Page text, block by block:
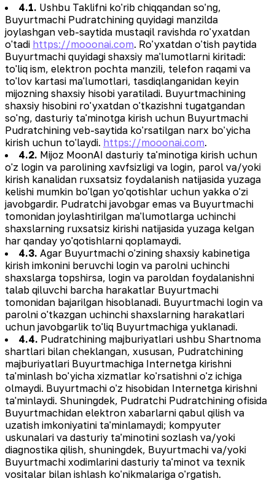
4.1. Ushbu Taklifni ko'rib chiqqandan so'ng,
Buyurtmachi Pudratchining quyidagi manzilda
joylashgan veb-saytida mustaqil ravishda ro'yxatdan
o'tadi https://mooonai.com. Ro'yxatdan o'tish paytida
Buyurtmachi quyidagi shaxsiy ma'lumotlarni kiritadi:
to'liq ism, elektron pochta manzili, telefon raqami va
to'lov kartasi ma'lumotlari, tasdiqlanganidan keyin
mijozning shaxsiy hisobi yaratiladi. Buyurtmachining
shaxsiy hisobini ro'yxatdan o'tkazishni tugatgandan
so'ng, dasturiy ta'minotga kirish uchun Buyurtmachi
Pudratchining veb-saytida ko'rsatilgan narx bo'yicha
kirish uchun to'laydi. https://mooonai.com.
4.2. Mijoz MoonAI dasturiy ta'minotiga kirish uchun
o'z login va parolining xavfsizligi va login, parol va/yoki
kirish kanalidan ruxsatsiz foydalanish natijasida yuzaga
kelishi mumkin bo'lgan yo'qotishlar uchun yakka o'zi
javobgardir. Pudratchi javobgar emas va Buyurtmachi
tomonidan joylashtirilgan ma'lumotlarga uchinchi
shaxslarning ruxsatsiz kirishi natijasida yuzaga kelgan
har qanday yo'qotishlarni qoplamaydi.
4.3. Agar Buyurtmachi o'zining shaxsiy kabinetiga
kirish imkonini beruvchi login va parolni uchinchi
shaxslarga topshirsa, login va paroldan foydalanishni
talab qiluvchi barcha harakatlar Buyurtmachi
tomonidan bajarilgan hisoblanadi. Buyurtmachi login va
parolni o'tkazgan uchinchi shaxslarning harakatlari
uchun javobgarlik to'liq Buyurtmachiga yuklanadi.
4.4. Pudratchining majburiyatlari ushbu Shartnoma
shartlari bilan cheklangan, xususan, Pudratchining
majburiyatlari Buyurtmachiga Internetga kirishni
ta'minlash bo'yicha xizmatlar ko'rsatishni o'z ichiga
olmaydi. Buyurtmachi o'z hisobidan Internetga kirishni
ta'minlaydi. Shuningdek, Pudratchi Pudratchining ofisida
Buyurtmachidan elektron xabarlarni qabul qilish va
uzatish imkoniyatini ta'minlamaydi; kompyuter
uskunalari va dasturiy ta'minotini sozlash va/yoki
diagnostika qilish, shuningdek, Buyurtmachi va/yoki
Buyurtmachi xodimlarini dasturiy ta'minot va texnik
vositalar bilan ishlash ko'nikmalariga o'rgatish.